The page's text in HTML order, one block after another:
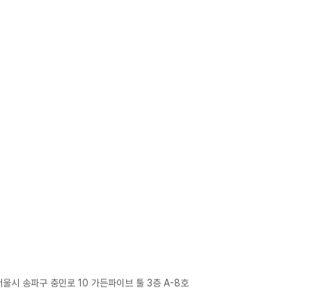
울시 송파구 충민로 10 가든파이브 툴 3층 A-8호